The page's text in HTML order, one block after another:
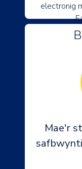
electronig
Mae'r